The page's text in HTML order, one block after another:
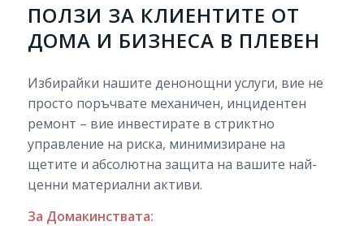
ПОЛЗИ ЗА КЛИЕНТИТЕ ОТ
ДОМА И БИЗНЕСА В ПЛЕВЕН
Избирайки нашите денонощни услуги, вие не
просто поръчвате механичен, инцидентен
ремонт – вие инвестирате в стриктно
управление на риска, минимизиране на
щетите и абсолютна защита на вашите най-
ценни материални активи.
За Домакинствата: